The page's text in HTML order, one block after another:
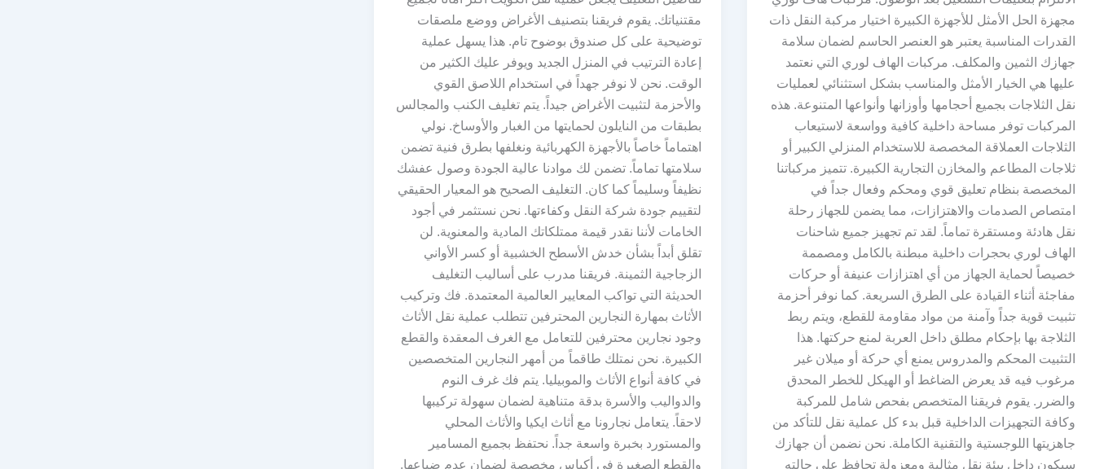
مجهزة الحل الأمثل للأجهزة الكبيرة اختيار مركبة النقل ذات
القدرات المناسبة يعتبر هو العنصر الحاسم لضمان سلامة
جهازك الثمين والمكلف. مركبات الهاف لوري التي نعتمد
عليها هي الخيار الأمثل والمناسب بشكل استثنائي لعمليات
نقل الثلاجات بجميع أحجامها وأوزانها وأنواعها المتنوعة. هذه
المركبات توفر مساحة داخلية كافية وواسعة لاستيعاب
الثلاجات العملاقة المخصصة للاستخدام المنزلي الكبير أو
ثلاجات المطاعم والمخازن التجارية الكبيرة. تتميز مركباتنا
المخصصة بنظام تعليق قوي ومحكم وفعال جداً في
امتصاص الصدمات والاهتزازات، مما يضمن للجهاز رحلة
نقل هادئة ومستقرة تماماً. لقد تم تجهيز جميع شاحنات
الهاف لوري بحجرات داخلية مبطنة بالكامل ومصممة
خصيصاً لحماية الجهاز من أي اهتزازات عنيفة أو حركات
مفاجئة أثناء القيادة على الطرق السريعة. كما نوفر أحزمة
تثبيت قوية جداً وآمنة من مواد مقاومة للقطع، ويتم ربط
الثلاجة بها بإحكام مطلق داخل العربة لمنع حركتها. هذا
التثبيت المحكم والمدروس يمنع أي حركة أو ميلان غير
مرغوب فيه قد يعرض الضاغط أو الهيكل للخطر المحدق
والضرر. يقوم فريقنا المتخصص بفحص شامل للمركبة
وكافة التجهيزات الداخلية قبل بدء كل عملية نقل للتأكد من
جاهزيتها اللوجستية والتقنية الكاملة. نحن نضمن أن جهازك
سيكون داخل بيئة نقل مثالية ومعزولة تحافظ على حالته
مقتنياتك. يقوم فريقنا بتصنيف الأغراض ووضع ملصقات
توضيحية على كل صندوق بوضوح تام. هذا يسهل عملية
إعادة الترتيب في المنزل الجديد ويوفر عليك الكثير من
الوقت. نحن لا نوفر جهداً في استخدام اللاصق القوي
والأحزمة لتثبيت الأغراض جيداً. يتم تغليف الكنب والمجالس
بطبقات من النايلون لحمايتها من الغبار والأوساخ. نولي
اهتماماً خاصاً بالأجهزة الكهربائية ونغلفها بطرق فنية تضمن
سلامتها تماماً. تضمن لك موادنا عالية الجودة وصول عفشك
نظيفاً وسليماً كما كان. التغليف الصحيح هو المعيار الحقيقي
لتقييم جودة شركة النقل وكفاءتها. نحن نستثمر في أجود
الخامات لأننا نقدر قيمة ممتلكاتك المادية والمعنوية. لن
تقلق أبداً بشأن خدش الأسطح الخشبية أو كسر الأواني
الزجاجية الثمينة. فريقنا مدرب على أساليب التغليف
الحديثة التي تواكب المعايير العالمية المعتمدة. فك وتركيب
الأثاث بمهارة النجارين المحترفين تتطلب عملية نقل الأثاث
وجود نجارين محترفين للتعامل مع الغرف المعقدة والقطع
الكبيرة. نحن نمتلك طاقماً من أمهر النجارين المتخصصين
في كافة أنواع الأثاث والموبيليا. يتم فك غرف النوم
والدواليب والأسرة بدقة متناهية لضمان سهولة تركيبها
لاحقاً. يتعامل نجارونا مع أثاث ايكيا والأثاث المحلي
والمستورد بخبرة واسعة جداً. نحتفظ بجميع المسامير
والقطع الصغيرة في أكياس مخصصة لضمان عدم ضياعها.